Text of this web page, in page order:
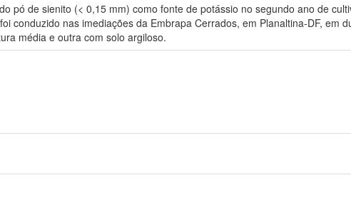
pó de sienito (< 0,15 mm) como fonte de potássio no segundo ano de
conduzido nas imediações da Embrapa Cerrados, em Planaltina-DF, em
média e outra com solo argiloso.